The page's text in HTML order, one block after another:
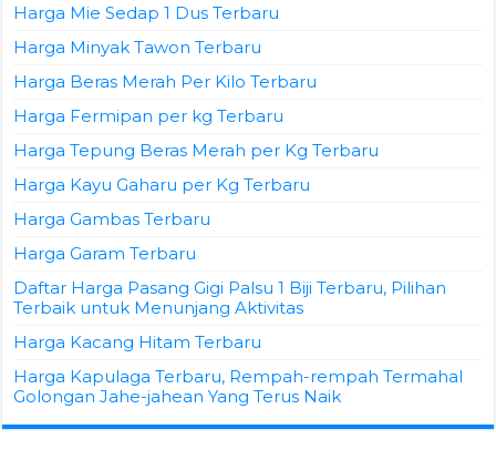
Harga Mie Sedap 1 Dus Terbaru
Harga Minyak Tawon Terbaru
Harga Beras Merah Per Kilo Terbaru
Harga Fermipan per kg Terbaru
Harga Tepung Beras Merah per Kg Terbaru
Harga Kayu Gaharu per Kg Terbaru
Harga Gambas Terbaru
Harga Garam Terbaru
Daftar Harga Pasang Gigi Palsu 1 Biji Terbaru, Pilihan
Terbaik untuk Menunjang Aktivitas
Harga Kacang Hitam Terbaru
Harga Kapulaga Terbaru, Rempah-rempah Termahal
Golongan Jahe-jahean Yang Terus Naik